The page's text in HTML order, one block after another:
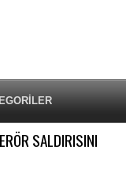
SALDIRISINI